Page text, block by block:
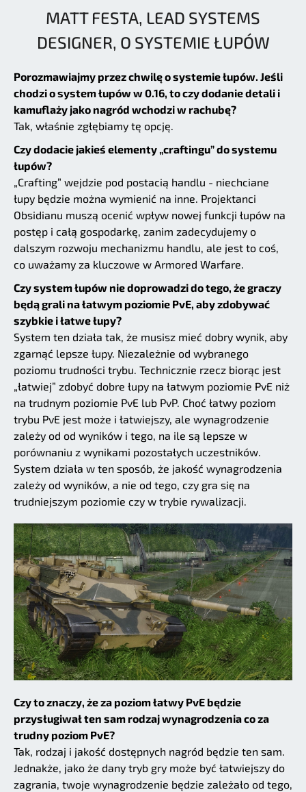
MATT FESTA, LEAD SYSTEMS
DESIGNER, O SYSTEMIE ŁUPÓW
Porozmawiajmy przez chwilę o systemie łupów. Jeśli
chodzi o system łupów w 0.16, to czy dodanie detali i
kamuflaży jako nagród wchodzi w rachubę?
Tak, właśnie zgłębiamy tę opcję.
Czy dodacie jakieś elementy „craftingu” do systemu
łupów?
„Crafting” wejdzie pod postacią handlu - niechciane
łupy będzie można wymienić na inne. Projektanci
Obsidianu muszą ocenić wpływ nowej funkcji łupów na
postęp i całą gospodarkę, zanim zadecydujemy o
dalszym rozwoju mechanizmu handlu, ale jest to coś,
co uważamy za kluczowe w Armored Warfare.
Czy system łupów nie doprowadzi do tego, że graczy
będą grali na łatwym poziomie PvE, aby zdobywać
szybkie i łatwe łupy?
System ten działa tak, że musisz mieć dobry wynik, aby
zgarnąć lepsze łupy. Niezależnie od wybranego
poziomu trudności trybu. Technicznie rzecz biorąc jest
„łatwiej” zdobyć dobre łupy na łatwym poziomie PvE niż
na trudnym poziomie PvE lub PvP. Choć łatwy poziom
trybu PvE jest może i łatwiejszy, ale wynagrodzenie
zależy od od wyników i tego, na ile są lepsze w
porównaniu z wynikami pozostałych uczestników.
System działa w ten sposób, że jakość wynagrodzenia
zależy od wyników, a nie od tego, czy gra się na
trudniejszym poziomie czy w trybie rywalizacji.
Czy to znaczy, że za poziom łatwy PvE będzie
przysługiwał ten sam rodzaj wynagrodzenia co za
trudny poziom PvE?
Tak, rodzaj i jakość dostępnych nagród będzie ten sam.
Jednakże, jako że dany tryb gry może być łatwiejszy do
zagrania, twoje wynagrodzenie będzie zależało od tego,